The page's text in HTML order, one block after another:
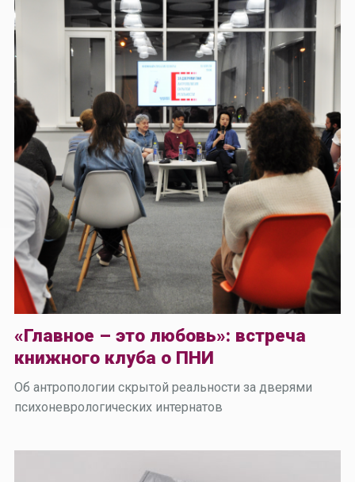
«Главное – это любовь»: встреча
книжного клуба о ПНИ
Об антропологии скрытой реальности за дверями
психоневрологических интернатов